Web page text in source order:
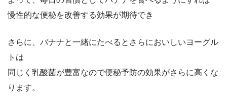
慢性的な便秘を改善する効果が期待でき
さらに、バナナと一緒にたべるとさらにおいしいヨーグル
トは
同じく乳酸菌が豊富なので便秘予防の効果がさらに高くな
ります。